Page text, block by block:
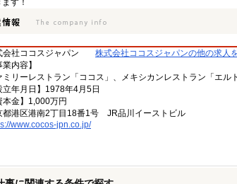
す！
会社ココスジャパン
株式会社ココスジャパンの他の求人
業内容】
ミリーレストラン「ココス」、メキシカンレストラン「エル
立年月日】1978年4月5日
本金】1,000万円
都港区港南2丁目18番1号 JR品川イーストビル
www.cocos-jpn.co.jp/